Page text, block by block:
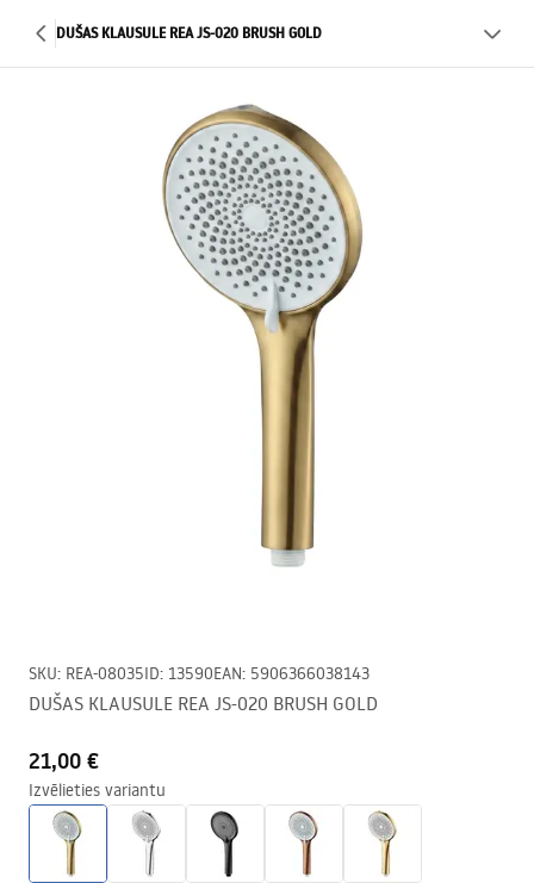
DUŠAS KLAUSULE REA JS-020 BRUSH GOLD
SKU: REA-08035ID: 13590EAN: 5906366038143
DUŠAS KLAUSULE REA JS-020 BRUSH GOLD
21,00 €
Izvēlieties variantu